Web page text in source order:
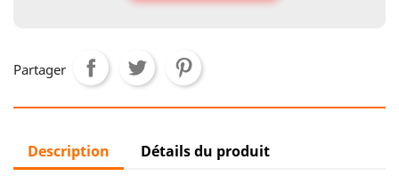
Partager
Description Détails du produit